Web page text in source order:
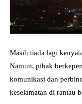
Masih tiada lagi
Namun, pihak
komunikasi dan
keselamatan di rantau